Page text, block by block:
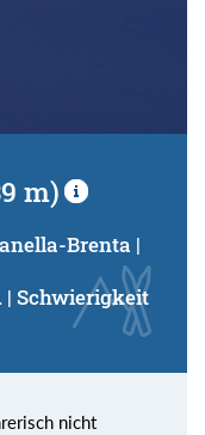
m)
Brenta |
| Schwierigkeit
nicht